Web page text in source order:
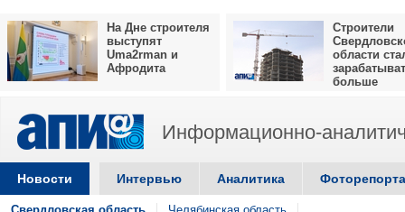
На Дне строителя
выступят
Uma2rman и
Афродита
Строители
области
больше
Информационно-
Новости Интервью Аналитика